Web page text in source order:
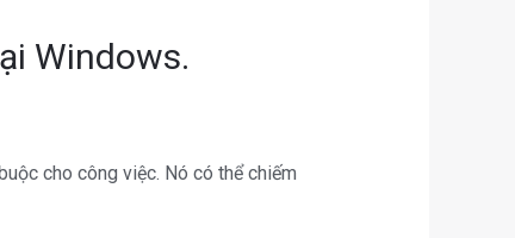
Windows.
cho công việc. Nó có thể chiếm